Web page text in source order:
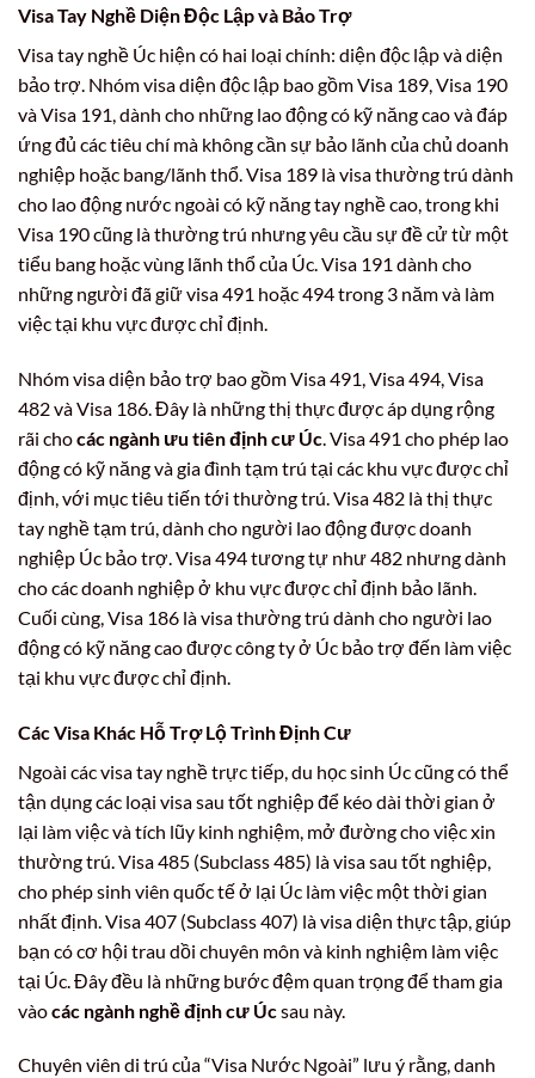
Visa Tay Nghề Diện Độc Lập và Bảo Trợ
Visa tay nghề Úc hiện có hai loại chính: diện độc lập và diện
bảo trợ. Nhóm visa diện độc lập bao gồm Visa 189, Visa 190
và Visa 191, dành cho những lao động có kỹ năng cao và đáp
ứng đủ các tiêu chí mà không cần sự bảo lãnh của chủ doanh
nghiệp hoặc bang/lãnh thổ. Visa 189 là visa thường trú dành
cho lao động nước ngoài có kỹ năng tay nghề cao, trong khi
Visa 190 cũng là thường trú nhưng yêu cầu sự đề cử từ một
tiểu bang hoặc vùng lãnh thổ của Úc. Visa 191 dành cho
những người đã giữ visa 491 hoặc 494 trong 3 năm và làm
việc tại khu vực được chỉ định.
Nhóm visa diện bảo trợ bao gồm Visa 491, Visa 494, Visa
482 và Visa 186. Đây là những thị thực được áp dụng rộng
rãi chocác ngành ưu tiên định cư Úc . Visa 491 cho phép lao
động có kỹ năng và gia đình tạm trú tại các khu vực được chỉ
định, với mục tiêu tiến tới thường trú. Visa 482 là thị thực
tay nghề tạm trú, dành cho người lao động được doanh
nghiệp Úc bảo trợ. Visa 494 tương tự như 482 nhưng dành
cho các doanh nghiệp ở khu vực được chỉ định bảo lãnh.
Cuối cùng, Visa 186 là visa thường trú dành cho người lao
động có kỹ năng cao được công ty ở Úc bảo trợ đến làm việc
tại khu vực được chỉ định.
Các Visa Khác Hỗ Trợ Lộ Trình Định Cư
Ngoài các visa tay nghề trực tiếp, du học sinh Úc cũng có thể
tận dụng các loại visa sau tốt nghiệp để kéo dài thời gian ở
lại làm việc và tích lũy kinh nghiệm, mở đường cho việc xin
thường trú. Visa 485 (Subclass 485) là visa sau tốt nghiệp,
cho phép sinh viên quốc tế ở lại Úc làm việc một thời gian
nhất định. Visa 407 (Subclass 407) là visa diện thực tập, giúp
bạn có cơ hội trau dồi chuyên môn và kinh nghiệm làm việc
tại Úc. Đây đều là những bước đệm quan trọng để tham gia
vàocác ngành nghề định cư Úcsau này.
Chuyên viên di trú của “Visa Nước Ngoài” lưu ý rằng, danh